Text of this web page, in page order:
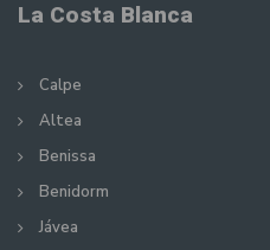
La Costa Blanca
Calpe
Altea
Benissa
Benidorm
Jávea